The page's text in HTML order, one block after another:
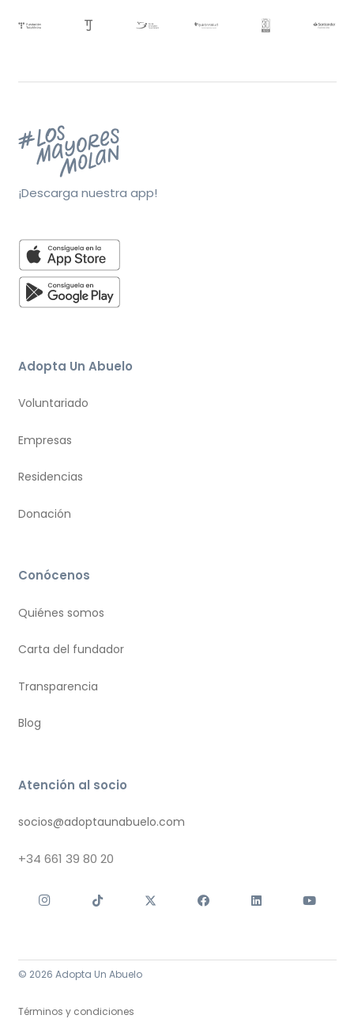
¡Descarga nuestra app!
Adopta Un Abuelo
Voluntariado
Empresas
Residencias
Donación
Conócenos
Quiénes somos
Carta del fundador
Transparencia
Blog
Atención al socio
socios@adoptaunabuelo.com
+34 661 39 80 20
© 2026 Adopta Un Abuelo
Términos y condiciones